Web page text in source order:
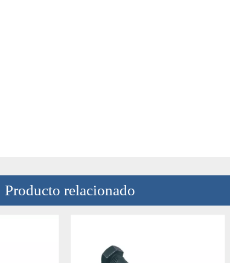
Producto relacionado